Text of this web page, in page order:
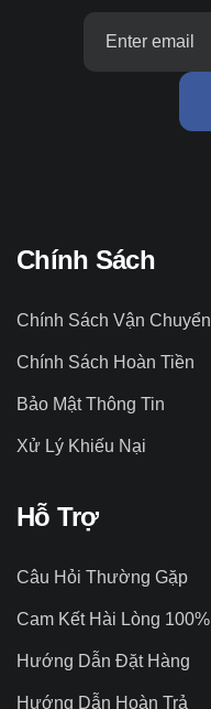
Chính Sách
Chính Sách Vận Chuyển
Chính Sách Hoàn Tiền
Bảo Mật Thông Tin
Xử Lý Khiếu Nại
Hỗ Trợ
Câu Hỏi Thường Gặp
Cam Kết Hài Lòng 100%
Hướng Dẫn Đặt Hàng
Hướng Dẫn Hoàn Trả